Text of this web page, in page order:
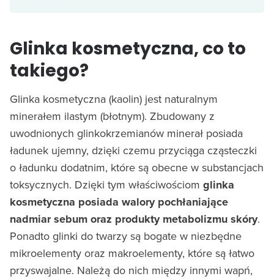
Glinka kosmetyczna, co to
takiego?
Glinka kosmetyczna (kaolin) jest naturalnym
minerałem ilastym (błotnym). Zbudowany z
uwodnionych glinkokrzemianów minerał posiada
ładunek ujemny, dzięki czemu przyciąga cząsteczki
o ładunku dodatnim, które są obecne w substancjach
toksycznych. Dzięki tym właściwościom glinka
kosmetyczna posiada walory pochłaniające
nadmiar sebum oraz produkty metabolizmu skóry.
Ponadto glinki do twarzy są bogate w niezbędne
mikroelementy oraz makroelementy, które są łatwo
przyswajalne. Należą do nich między innymi wapń,